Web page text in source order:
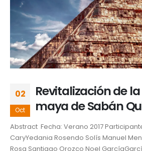
02
Oct
Revitalización de
maya de Sabán
Abstract Fecha: Verano 2017
CaryYedania Rosendo Solís Manuel
Rosa Santiago Orozco Noel